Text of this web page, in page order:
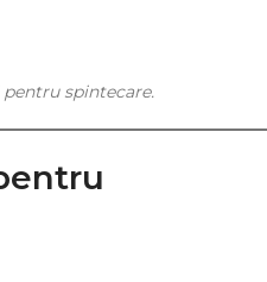
spintecare.